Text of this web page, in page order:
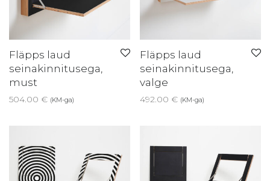
Fläpps laud
seinakinnitusega,
must
504.00 € (KM-ga)
Fläpps laud
seinakinnitusega,
valge
492.00 € (KM-ga)